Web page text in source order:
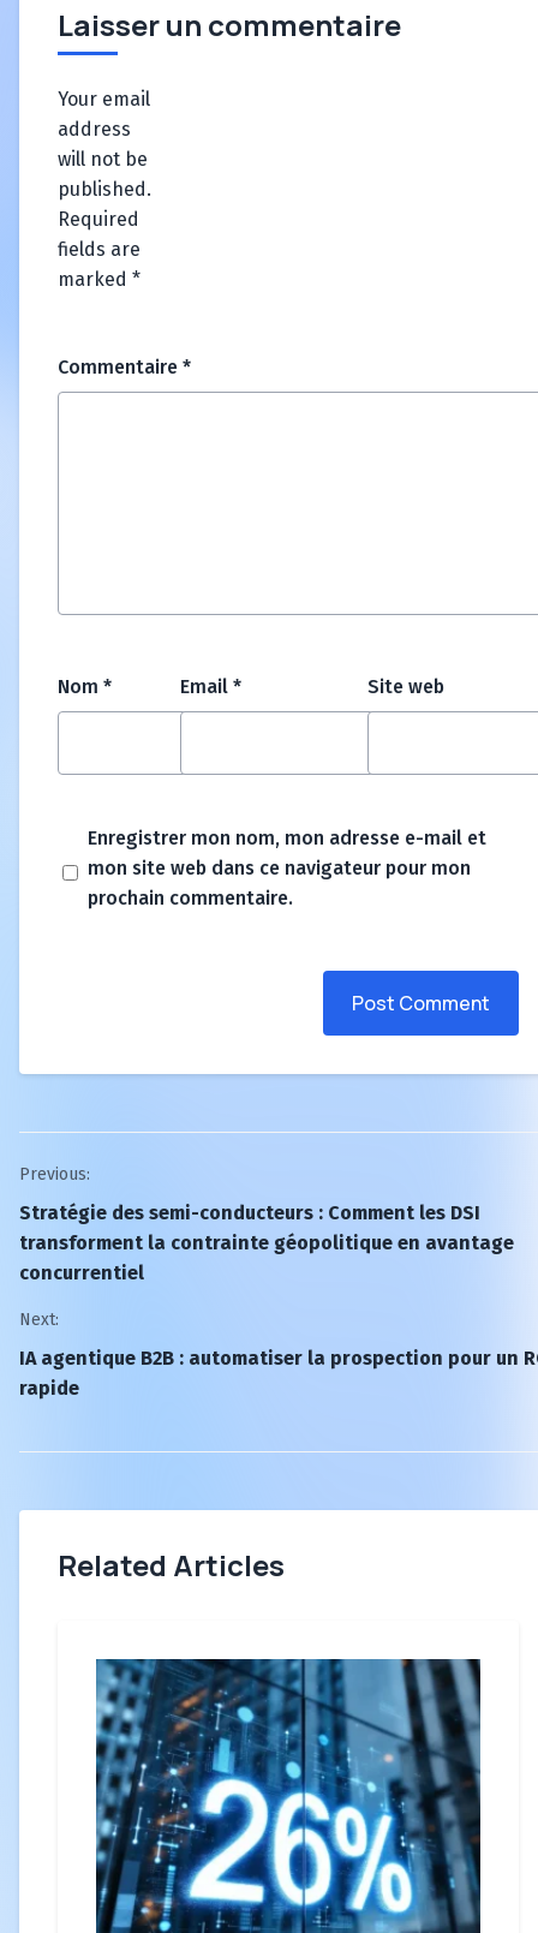
Laisser un commentaire
Your email
address
will not be
published.
Required
fields are
marked *
Commentaire *
Nom * Email * Site web
Enregistrer mon nom, mon adresse e-mail et
mon site web dans ce navigateur pour mon
prochain commentaire.
Post Comment
Post
navigation
Previous:
Stratégie des semi-conducteurs : Comment les DSI
transforment la contrainte géopolitique en avantage
concurrentiel
Next:
IA agentique B2B : automatiser la prospection pour un
rapide
Related Articles